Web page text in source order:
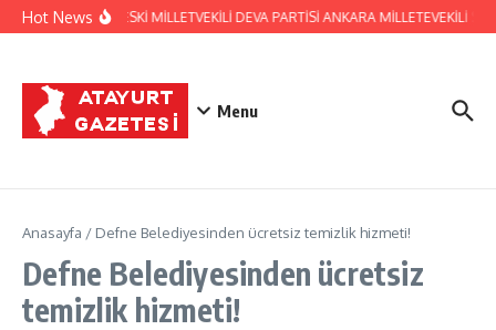
İçeriğe atla
Hot NewsHATAY ESKİ MİLLETVEKİLİ DEVA PARTİSİ ANKARA MİLLETEVEKİLİ
Menu
Anasayfa / Defne Belediyesinden ücretsiz temizlik hizmeti!
Defne Belediyesinden ücretsiz
temizlik hizmeti!